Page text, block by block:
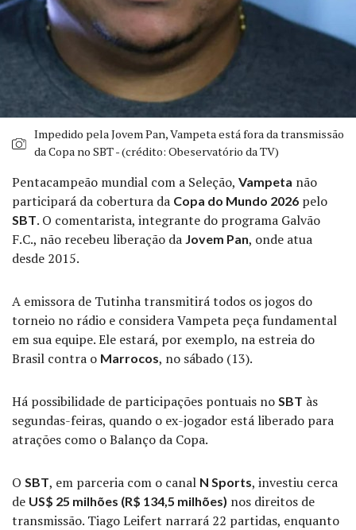
Impedido pela Jovem Pan, Vampeta está fora da transmissão
da Copa no SBT - (crédito: Obeservatório da TV)
Pentacampeão mundial com a Seleção, Vampeta não
participará da cobertura da Copa do Mundo 2026 pelo
SBT. O comentarista, integrante do programa Galvão
F.C., não recebeu liberação da Jovem Pan, onde atua
desde 2015.
A emissora de Tutinha transmitirá todos os jogos do
torneio no rádio e considera Vampeta peça fundamental
em sua equipe. Ele estará, por exemplo, na estreia do
Brasil contra o Marrocos, no sábado (13).
Há possibilidade de participações pontuais no SBT às
segundas-feiras, quando o ex-jogador está liberado para
atrações como o Balanço da Copa.
O SBT, em parceria com o canal N Sports, investiu cerca
de US$ 25 milhões (R$ 134,5 milhões) nos direitos de
transmissão. Tiago Leifert narrará 22 partidas, enquanto